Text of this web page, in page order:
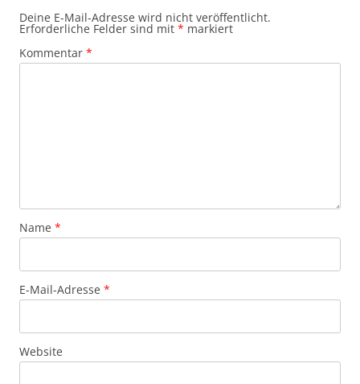
Deine E-Mail-Adresse wird nicht veröffentlicht.
Erforderliche Felder sind mit * markiert
Kommentar *
Name *
E-Mail-Adresse *
Website